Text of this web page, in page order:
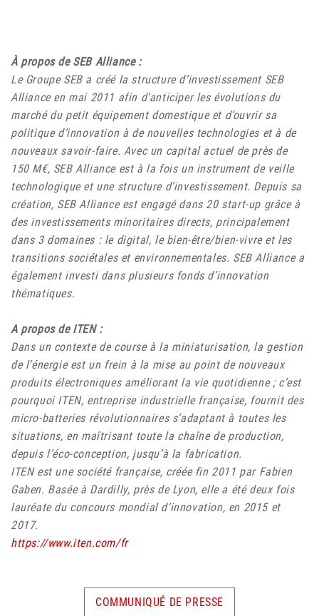
À propos de SEB Alliance :
Le Groupe SEB a créé la structure d’investissement SEB
Alliance en mai 2011 afin d’anticiper les évolutions du
marché du petit équipement domestique et d’ouvrir sa
politique d’innovation à de nouvelles technologies et à de
nouveaux savoir-faire. Avec un capital actuel de près de
150 M€, SEB Alliance est à la fois un instrument de veille
technologique et une structure d’investissement. Depuis sa
création, SEB Alliance est engagé dans 20 start-up grâce à
des investissements minoritaires directs, principalement
dans 3 domaines : le digital, le bien-être/bien-vivre et les
transitions sociétales et environnementales. SEB Alliance a
également investi dans plusieurs fonds d’innovation
thématiques.
A propos de ITEN :
Dans un contexte de course à la miniaturisation, la gestion
de l’énergie est un frein à la mise au point de nouveaux
produits électroniques améliorant la vie quotidienne ; c’est
pourquoi ITEN, entreprise industrielle française, fournit des
micro-batteries révolutionnaires s’adaptant à toutes les
situations, en maîtrisant toute la chaîne de production,
depuis l’éco-conception, jusqu’à la fabrication.
ITEN est une société française, créée fin 2011 par Fabien
Gaben. Basée à Dardilly, près de Lyon, elle a été deux fois
lauréate du concours mondial d’innovation, en 2015 et
2017.
https://www.iten.com/fr
COMMUNIQUÉ DE PRESSE